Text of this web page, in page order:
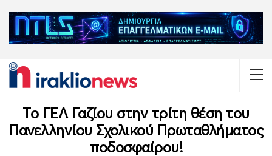
Το ΓΕΛ Γαζίου στην τρίτη θέση του
Πανελληνίου Σχολικού Πρωταθλήματος
ποδοσφαίρου!